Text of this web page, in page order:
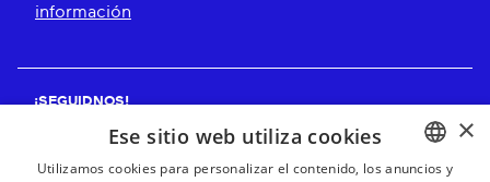
información
¡SEGUIDNOS!
×
Ese sitio web utiliza cookies
Utilizamos cookies para personalizar el contenido, los anuncios y